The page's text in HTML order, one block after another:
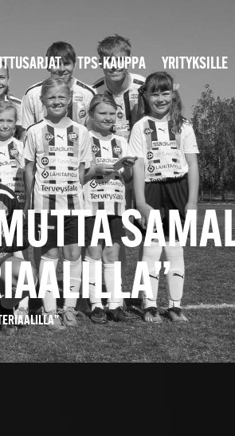
TPS-KAUPPA YRITYKSILLE